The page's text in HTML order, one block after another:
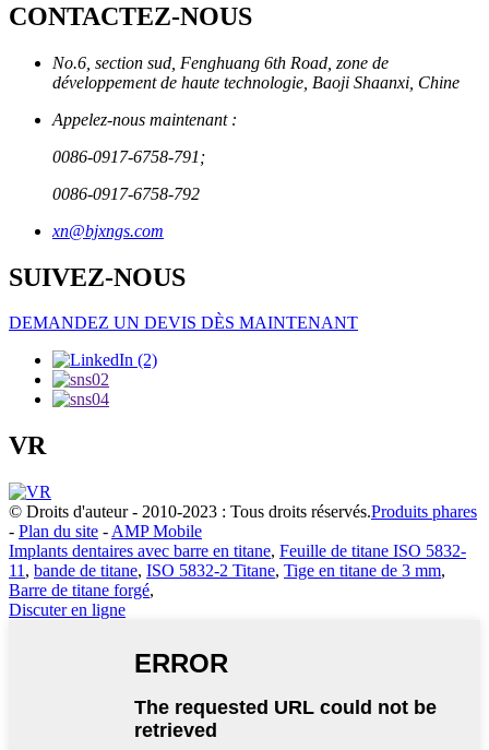
CONTACTEZ-NOUS
No.6, section sud, Fenghuang 6th Road, zone de
développement de haute technologie, Baoji Shaanxi, Chine
Appelez-nous maintenant :
0086-0917-6758-791;
0086-0917-6758-792
xn@bjxngs.com
SUIVEZ-NOUS
DEMANDEZ UN DEVIS DÈS MAINTENANT
VR
© Droits d'auteur - 2010-2023 : Tous droits réservés.Produits phares
- Plan du site - AMP Mobile
Implants dentaires avec barre en titane, Feuille de titane ISO 5832-
11 , bande de titane, ISO 5832-2 Titane, Tige en titane de 3 mm,
Barre de titane forgé,
Discuter en ligne